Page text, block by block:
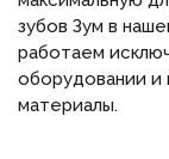
зубов Зум в
работаем
оборудовании и
материалы.